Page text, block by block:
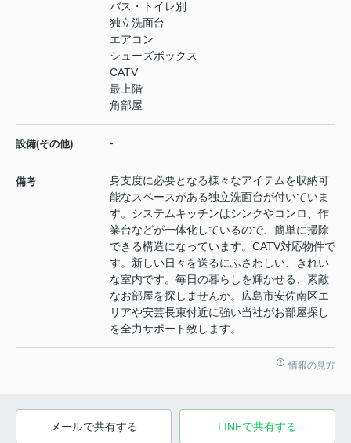
バス・トイレ別
独立洗面台
エアコン
シューズボックス
CATV
最上階
角部屋
設備(その他) -
備考
身支度に必要となる様々なアイテムを収納可
能なスペースがある独立洗面台が付いていま
す。システムキッチンはシンクやコンロ、作
業台などが一体化しているので、簡単に掃除
できる構造になっています。CATV対応物件で
す。新しい日々を送るにふさわしい、きれい
な室内です。毎日の暮らしを輝かせる、素敵
なお部屋を探しませんか。広島市安佐南区エ
リアや安芸長束付近に強い当社がお部屋探し
を全力サポート致します。
情報の見方
メールで共有する LINEで共有する